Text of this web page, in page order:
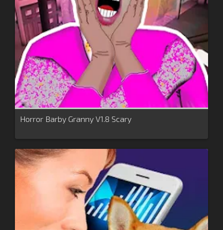
Horror Barby Granny V1.8 Scary